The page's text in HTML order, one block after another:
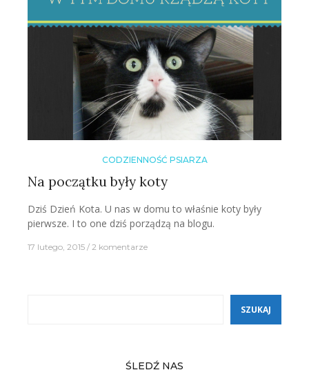
CODZIENNOŚĆ PSIARZA
Na początku były koty
Dziś Dzień Kota. U nas w domu to właśnie koty były
pierwsze. I to one dziś porządzą na blogu.
17 lutego, 2015 2 komentarze
SZUKAJ
ŚLEDŹ NAS